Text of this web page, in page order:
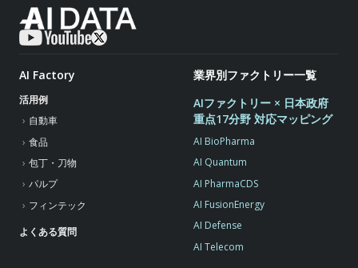
AI Factory
活用例
自動車
食品
包丁・刀物
パルプ
フィンテック
よくある質問
業界別ファクトリー一覧
AIファクトリー × 日本政府
重点17分野 対応マッピング
AI BioPharma
AI Quantum
AI PharmaCDS
AI FusionEnergy
AI Defense
AI Telecom